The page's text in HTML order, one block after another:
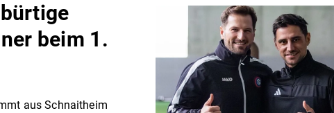
beim 1.
aus Schnaitheim